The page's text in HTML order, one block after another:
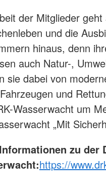
der Mitglieder
und die
hinaus, denn
auch Natur-,
sie dabei von
und
Wasserwacht um
„Mit
zu der
https://